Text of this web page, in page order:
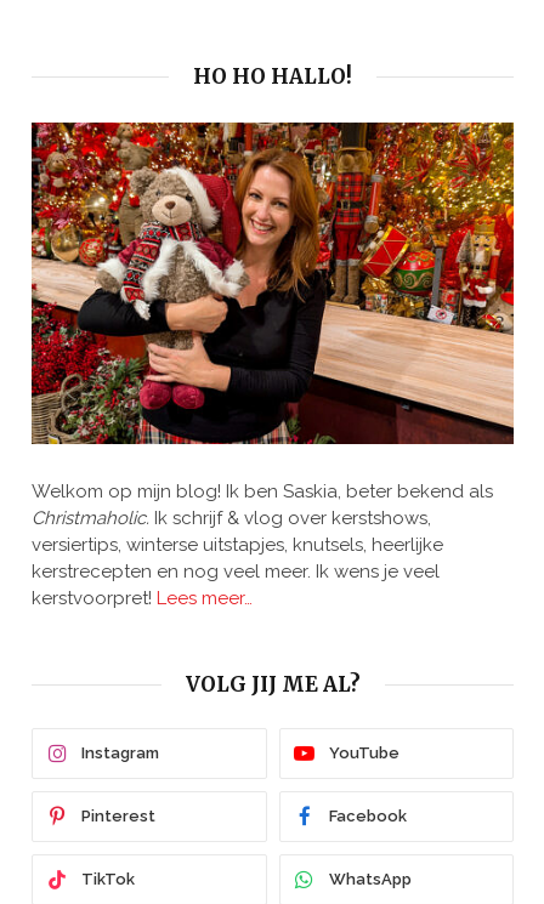
HO HO HALLO!
Welkom op mijn blog! Ik ben Saskia, beter bekend als
Christmaholic. Ik schrijf & vlog over kerstshows,
versiertips, winterse uitstapjes, knutsels, heerlijke
kerstrecepten en nog veel meer. Ik wens je veel
kerstvoorpret! Lees meer…
VOLG JIJ ME AL?
Instagram YouTube
Pinterest Facebook
TikTok WhatsApp